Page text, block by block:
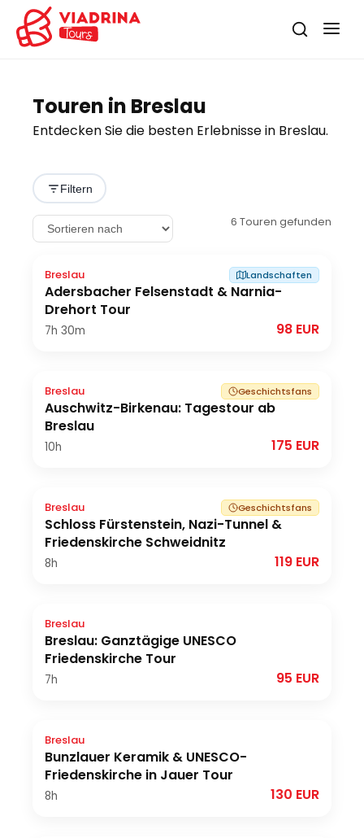
Touren in Breslau
Entdecken Sie die besten Erlebnisse in Breslau.
Filtern
6 Touren gefunden
Breslau Landschaften
Adersbacher Felsenstadt & Narnia-
Drehort Tour
7h 30m 98 EUR
Breslau Geschichtsfans
Auschwitz-Birkenau: Tagestour ab
Breslau
10h 175 EUR
Breslau Geschichtsfans
Schloss Fürstenstein, Nazi-Tunnel &
Friedenskirche Schweidnitz
8h 119 EUR
Breslau
Breslau: Ganztägige UNESCO
Friedenskirche Tour
7h 95 EUR
Breslau
Bunzlauer Keramik & UNESCO-
Friedenskirche in Jauer Tour
8h 130 EUR